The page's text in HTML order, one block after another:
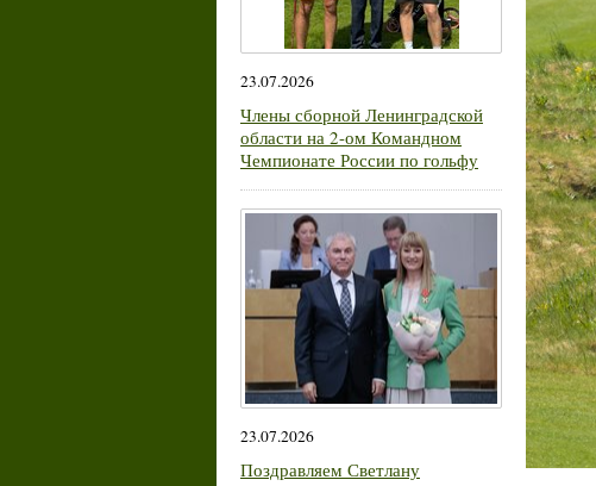
23.07.2026
Члены сборной Ленинградской
области на 2-ом Командном
Чемпионате России по гольфу
23.07.2026
Поздравляем Светлану